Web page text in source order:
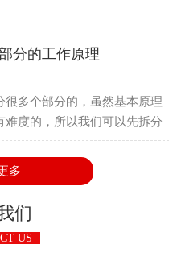
分的工作原理
多个部分的，虽然基本原理
度的，所以我们可以先拆分
要看看电能即两部分的工作
多
们
US